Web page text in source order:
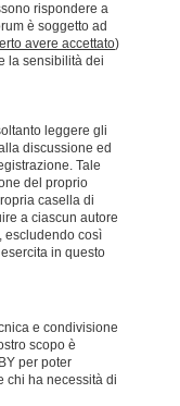
rispondere a
è soggetto ad
avere accettato)
la sensibilità dei
leggere gli
discussione ed
Tale
del proprio
casella di
a ciascun autore
escludendo così
in questo
e condivisione
scopo è
per poter
chi ha necessità di